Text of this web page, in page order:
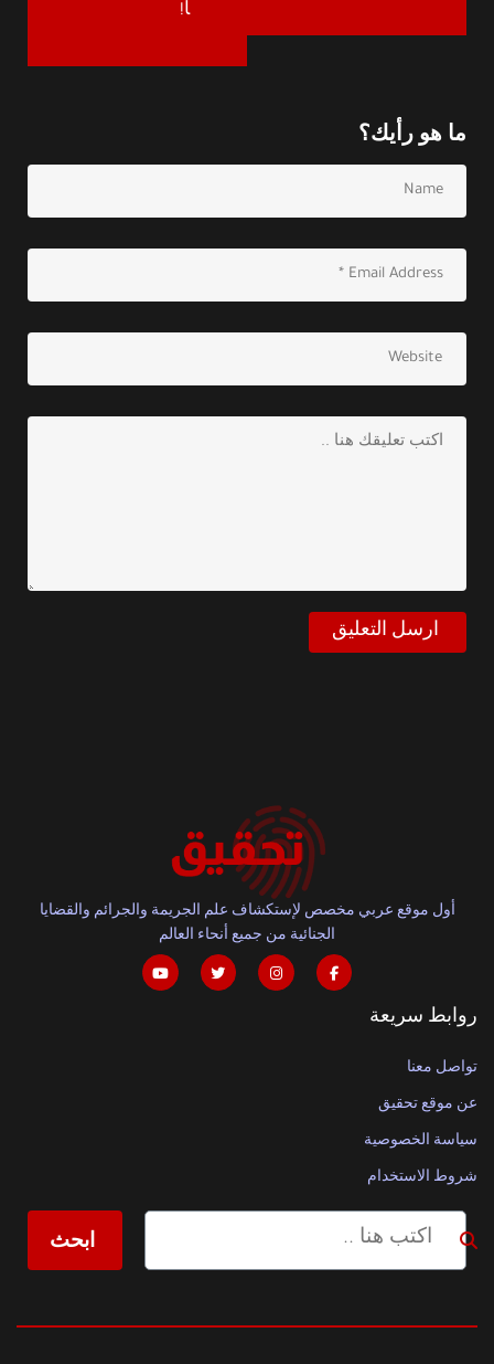
ا!
ما هو رأيك؟
أول موقع عربي مخصص لإستكشاف علم الجريمة والجرائم والقضايا
الجنائية من جميع أنحاء العالم
روابط سريعة
تواصل معنا
عن موقع تحقيق
سياسة الخصوصية
شروط الاستخدام
ابحث